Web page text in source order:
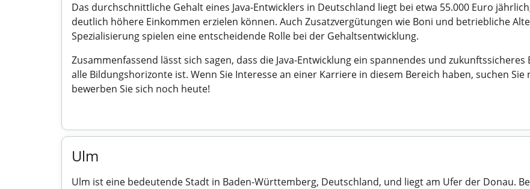
Das durchschnittliche Gehalt eines Java-Entwicklers in Deutschland liegt bei etwa 55.000 Euro
deutlich höhere Einkommen erzielen können. Auch Zusatzvergütungen wie Boni und betriebliche
Spezialisierung spielen eine entscheidende Rolle bei der Gehaltsentwicklung.
Zusammenfassend lässt sich sagen, dass die Java-Entwicklung ein spannendes und
alle Bildungshorizonte ist. Wenn Sie Interesse an einer Karriere in diesem Bereich haben, suchen
bewerben Sie sich noch heute!
Ulm
Ulm ist eine bedeutende Stadt in Baden-Württemberg, Deutschland, und liegt am Ufer der Donau.